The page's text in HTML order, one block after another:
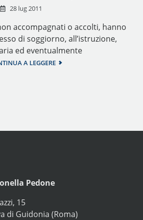
28 lug 2011
accompagnati o accolti, hanno
di soggiorno, all’istruzione,
ed eventualmente
A LEGGERE
Pedone
15
di Guidonia (Roma)